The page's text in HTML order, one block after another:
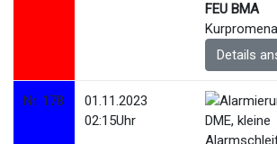
FEU BMA
Details
Nr. 178
01.11.2023
02:15Uhr